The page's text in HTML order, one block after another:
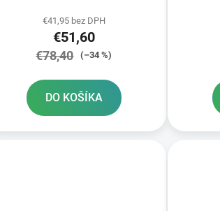
€41,95 bez DPH
€51,60
€78,40 (–34 %)
DO KOŠÍKA